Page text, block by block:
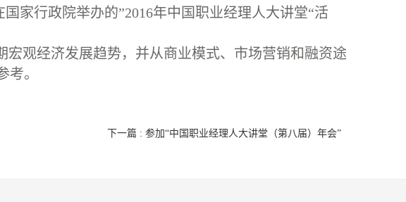
家行政院举办的”2016年中国职业经理人大讲堂“活
观经济发展趋势，并从商业模式、市场营销和融资途
。
下一篇 : 参加“中国职业经理人大讲堂（第八届）年会”